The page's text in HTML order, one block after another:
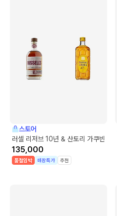
스토어
러셀 리저브 10년 & 산토리 가쿠빈
135,000
품절임박 매장특가 추천